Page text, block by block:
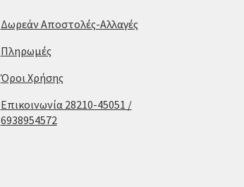
Δωρεάν Αποστολές-Αλλαγές
Πληρωμές
Όροι Χρήσης
Επικοινωνία 28210-45051 /
6938954572